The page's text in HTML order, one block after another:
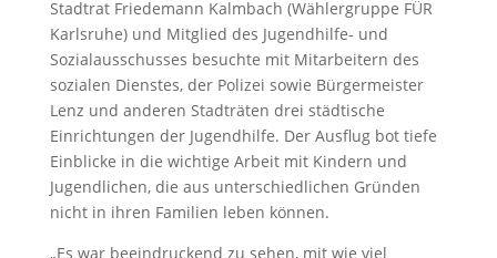
Stadtrat Friedemann Kalmbach (Wählergruppe FÜR
Karlsruhe) und Mitglied des Jugendhilfe- und
Sozialausschusses besuchte mit Mitarbeitern des
sozialen Dienstes, der Polizei sowie Bürgermeister
Lenz und anderen Stadträten drei städtische
Einrichtungen der Jugendhilfe. Der Ausflug bot tiefe
Einblicke in die wichtige Arbeit mit Kindern und
Jugendlichen, die aus unterschiedlichen Gründen
nicht in ihren Familien leben können.
„Es war beeindruckend zu sehen, mit wie viel